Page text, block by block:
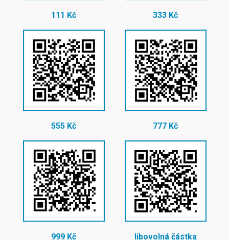
111 Kč 333 Kč
555 Kč 777 Kč
999 Kč libovolná částka